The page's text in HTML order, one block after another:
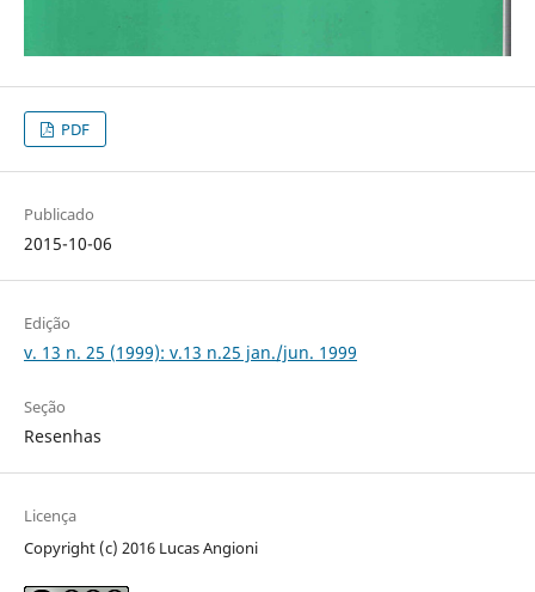
PDF
Publicado
2015-10-06
Edição
v. 13 n. 25 (1999): v.13 n.25 jan./jun. 1999
Seção
Resenhas
Licença
Copyright (c) 2016 Lucas Angioni